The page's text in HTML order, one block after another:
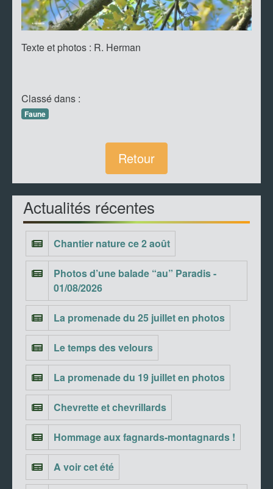
Texte et photos : R. Herman
Classé dans :
Faune
Retour
Actualités récentes
Chantier nature ce 2 août
Photos d’une balade “au” Paradis -
01/08/2026
La promenade du 25 juillet en photos
Le temps des velours
La promenade du 19 juillet en photos
Chevrette et chevrillards
Hommage aux fagnards-montagnards !
A voir cet été